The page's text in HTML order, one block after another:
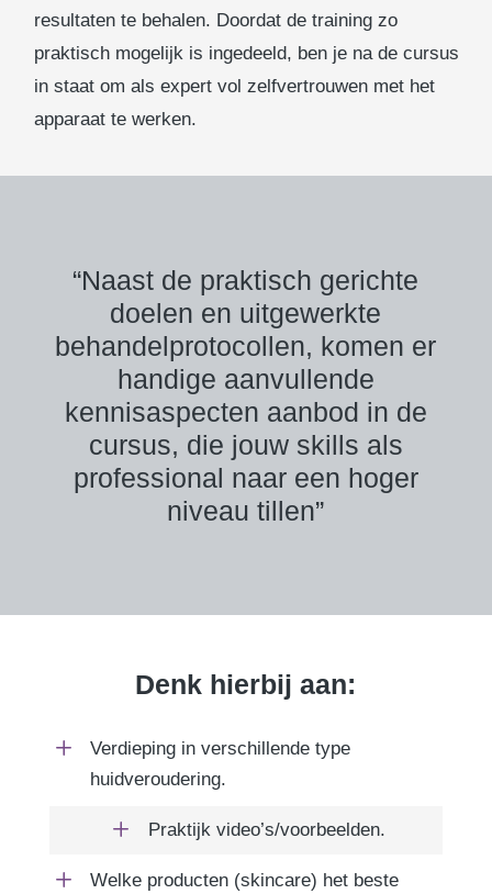
resultaten te behalen. Doordat de training zo
praktisch mogelijk is ingedeeld, ben je na de cursus
in staat om als expert vol zelfvertrouwen met het
apparaat te werken.
“Naast de praktisch gerichte
doelen en uitgewerkte
behandelprotocollen, komen er
handige aanvullende
kennisaspecten aanbod in de
cursus, die jouw skills als
professional naar een hoger
niveau tillen”
Denk hierbij aan:
L
Verdieping in verschillende type
huidveroudering.
L Praktijk video’s/voorbeelden.
L
Welke producten (skincare) het beste